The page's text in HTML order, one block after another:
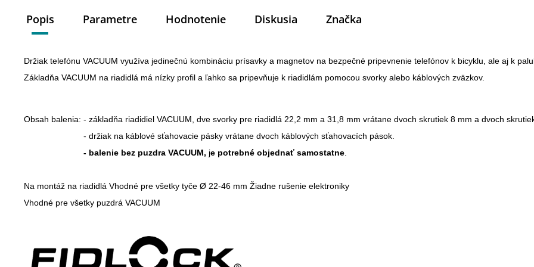
Popis Parametre Hodnotenie Diskusia Značka
Držiak telefónu VACUUM využíva jedinečnú kombináciu prísavky a magnetov na bezpečné pripevnenie telefónov k bicyklu, ale aj k
Základňa VACUUM na riadidlá má nízky profil a ľahko sa pripevňuje k riadidlám pomocou svorky alebo káblových zväzkov.
Obsah balenia: - základňa riadidiel VACUUM, dve svorky pre riadidlá 22,2 mm a 31,8 mm vrátane dvoch skrutiek 8 mm a dvoch
                         - držiak na káblové sťahovacie pásky vrátane dvoch káblových sťahovacích pások.
                         - balenie bez puzdra VACUUM,
je potrebné objednať samostatne
Na montáž na riadidlá Vhodné pre všetky tyče Ø 22-46 mm Žiadne rušenie elektroniky
Vhodné pre všetky puzdrá VACUUM